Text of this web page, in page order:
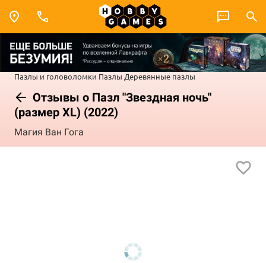
Пазлы и головоломки Пазлы Деревянные пазлы
Отзывы о Пазл "Звездная ночь"
(размер XL) (2022)
Магия Ван Гога